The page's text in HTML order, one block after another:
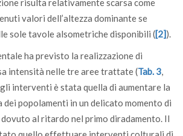
valori dell’altezza dominante se
sole tavole alsometriche disponibili ([2]).
ha previsto la realizzazione di
intensità nelle tre aree trattate (Tab. 3
interventi è stata quella di aumentare la
popolamenti in un delicato momento di
al ritardo nel primo diradamento. Il